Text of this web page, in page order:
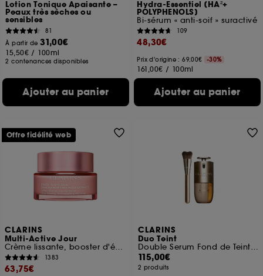
Lotion Tonique Apaisante –
Peaux très sèches ou
sensibles
81
À partir de31,00€
15,50€ / 100ml
2 contenances disponibles
Ajouter au panier
Hydra-Essentiel [HA²+
POLYPHENOLS]
Bi-sérum « anti-soif » suractivé
109
48,30€
Prix d'origine : 69,00€ -30%
161,00€ / 100ml
Ajouter au panier
CLARINS
Multi-Active Jour
Crème lissante, booster d'éclat, toutes peaux
1383
63,75€
Offre fidélité web
CLARINS
Duo Teint
Double Serum Fond de Teint et Pinceau Fond de Teint inspiré du Gua Sha
115,00€
2 produits